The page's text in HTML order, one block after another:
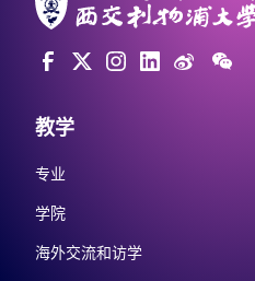
教学
专业
学院
海外交流和访学